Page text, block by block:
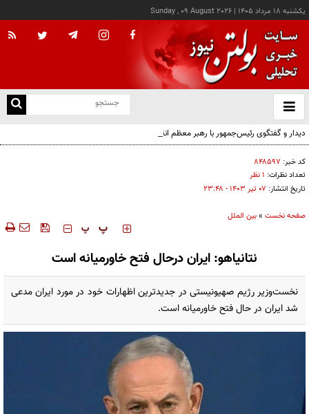
يکشنبه ۱۸ مرداد ۱۴۰۵ |
Sunday , 09 August 2026
باز
و
دیدار و گفتگوی رئیس‌جمهور با رهبر معظم انقلاب درباره مسائل اقتصادی و نظامی کشور
کد خبر: ۸۴۸۵۹۷
تعداد نظرات: ۱ نظر
تاریخ انتشار: ۰۷ تير ۱۴۰۳ - ۲۳:۴۸
صفحه نخست »بین الملل
‍‍‍ پ پ
نتانیاهو: ایران درحال فتح خاورمیانه است
نخست‌وزیر رژیم صهیونیستی در جدیدترین اظهارات خود در مورد ایران مدعی
شد ایران در حال فتح خاورمیانه است.